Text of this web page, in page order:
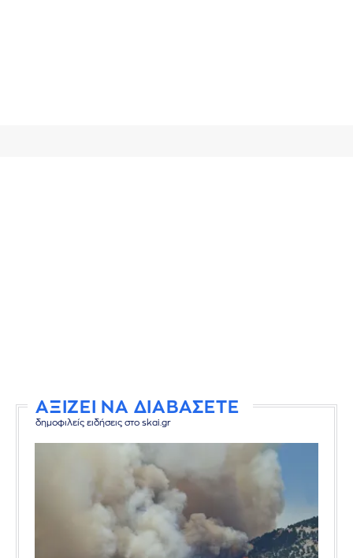
ΑΞΙΖΕΙ ΝΑ ΔΙΑΒΑΣΕΤΕ
δημοφιλείς ειδήσεις στο skai.gr